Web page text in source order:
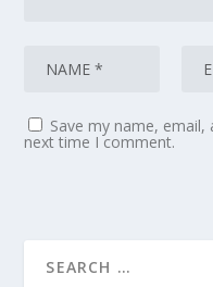
Save my name,
next time I comment.